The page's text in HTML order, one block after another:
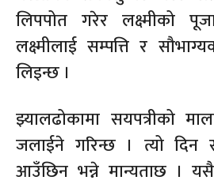
लिपपोत गरेर लक्ष्मीको
लक्ष्मीलाई सम्पत्ति र
लिइन्छ ।
झ्यालढोकामा सयपत्रीको
जलाईने गरिन्छ । त्यो दिन
आउँछिन भन्ने मान्यताछ ।